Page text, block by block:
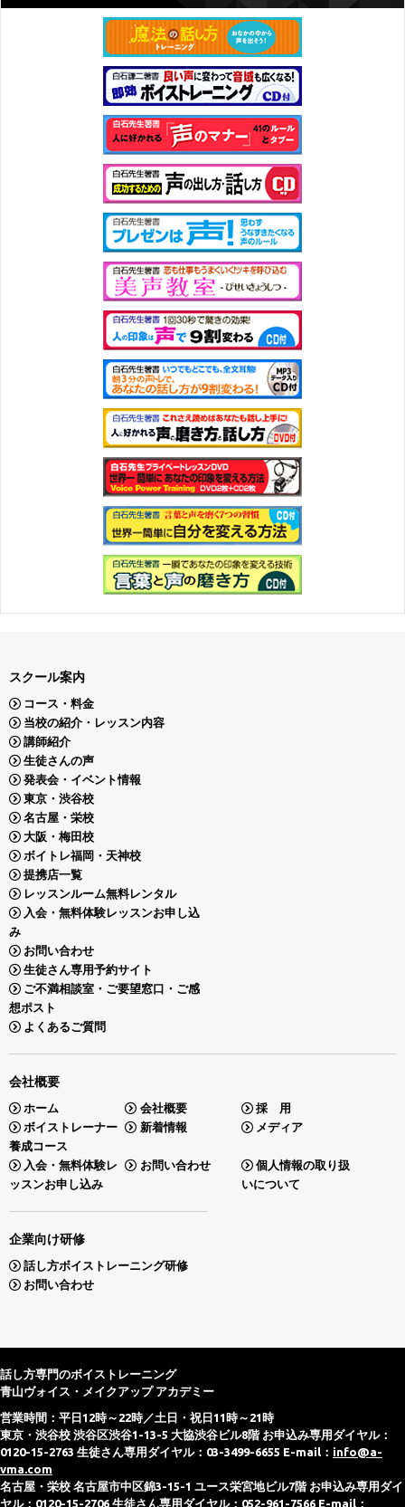
スクール案内
コース・料金
当校の紹介・レッスン内容
講師紹介
生徒さんの声
発表会・イベント情報
東京・渋谷校
名古屋・栄校
大阪・梅田校
ボイトレ福岡・天神校
提携店一覧
レッスンルーム無料レンタル
入会・無料体験レッスンお申し込
み
お問い合わせ
生徒さん専用予約サイト
ご不満相談室・ご要望窓口・ご感
想ポスト
よくあるご質問
会社概要
ホーム 会社概要
採 用
ボイストレーナー
養成コース
新着情報 メディア
入会・無料体験レ
ッスンお申し込み
お問い合わせ
個人情報の取り扱
いについて
企業向け研修
話し方ボイストレーニング研修
お問い合わせ
話し方専門のボイストレーニング
青山ヴォイス・メイクアップ アカデミー
営業時間：平日12時～22時／土日・祝日11時～21時
東京・渋谷校 渋谷区渋谷1-13-5 大協渋谷ビル8階 お申込み専用ダイヤル：
0120-15-2763 生徒さん専用ダイヤル：03-3499-6655 E-mail： info@a-
vma.com
名古屋・栄校 名古屋市中区錦3-15-1 ユース栄宮地ビル7階 お申込み専用ダイ
ヤル：0120-15-2706 生徒さん専用ダイヤル：052-961-7566 E-mail：